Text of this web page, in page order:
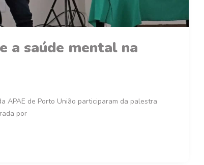
a saúde mental na
APAE de Porto União participaram da palestra
por